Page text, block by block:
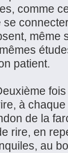
comme
même
patient.
à
de la
rire, en
au